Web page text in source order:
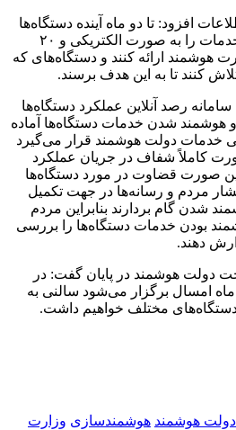
افزود: تا دو ماه آینده دستگاه‌ها
فرصت دارند تا ۱۰۰ درصد خدمات را به صورت الکتریکی و ۲۰
هوشمند ارائه کنند و دستگاه‌های که
تلاش کنند تا به این هدف برسند.
رصد آنلاین عملکرد دستگاه‌ها
هوشمند شدن خدمات دستگاه‌ها آماده
خدمات دولت هوشمند قرار می‌گیرد
کاملاً شفاف در جریان عملکرد
این صورت قضاوت در مورد دستگاه‌ها
مردم و رسانه‌ها در جهت تکمیل
شدن گام بردارند بنابراین مردم
بودن خدمات دستگاه‌ها را بررسی
دهند.
دولت هوشمند در پایان گفت: در
ماه امسال برگزار می‌شود سالنی به
مختلف خواهیم داشت.
دولت هوشمند هوشمندسازی وزارت